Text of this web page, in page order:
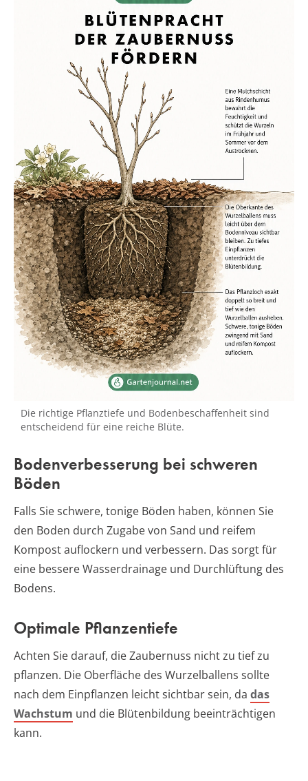
Die richtige Pflanztiefe und Bodenbeschaffenheit sind
entscheidend für eine reiche Blüte.
Bodenverbesserung bei schweren
Böden
Falls Sie schwere, tonige Böden haben, können Sie
den Boden durch Zugabe von Sand und reifem
Kompost auflockern und verbessern. Das sorgt für
eine bessere Wasserdrainage und Durchlüftung des
Bodens.
Optimale Pflanzentiefe
Achten Sie darauf, die Zaubernuss nicht zu tief zu
pflanzen. Die Oberfläche des Wurzelballens sollte
nach dem Einpflanzen leicht sichtbar sein, da das
Wachstum und die Blütenbildung beeinträchtigen
kann.